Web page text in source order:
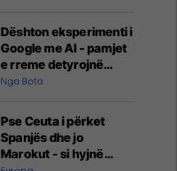
Dështon eksperimenti i
Google me AI - pamjet
e rreme detyrojnë
kompaninë të reagojë
Nga Bota
Pse Ceuta i përket
Spanjës dhe jo
Marokut - si hyjnë